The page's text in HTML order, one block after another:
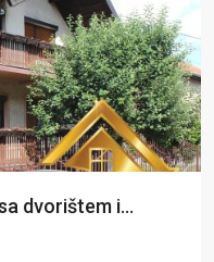
dvorištem i...